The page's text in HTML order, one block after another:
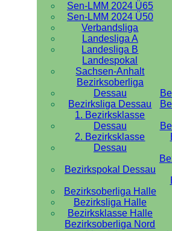
Sen-LMM 2024 Ü65
Sen-LMM 2024 Ü50
Verbandsliga
Landesliga A
Landesliga B
Landespokal
Sachsen-Anhalt
Bezirksoberliga
Dessau
Bezirksliga Dessau
1. Bezirksklasse
Dessau
2. Bezirksklasse
Dessau
Bezirkspokal Dessau
Bezirksoberliga Halle
Bezirksliga Halle
Bezirksklasse Halle
Bezirksoberliga Nord